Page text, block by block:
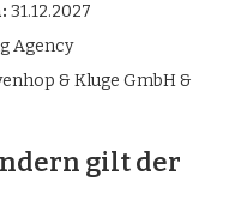
31.12.2027
Agency
& Kluge GmbH &
gilt der